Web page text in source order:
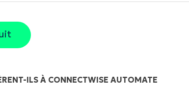
ILS À CONNECTWISE AUTOMATE